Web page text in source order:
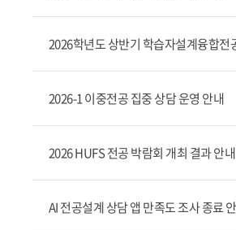
2026-1 이중전공 집중 상담 운영 안내
2026 HUFS 전공 박람회 개최 결과 안내